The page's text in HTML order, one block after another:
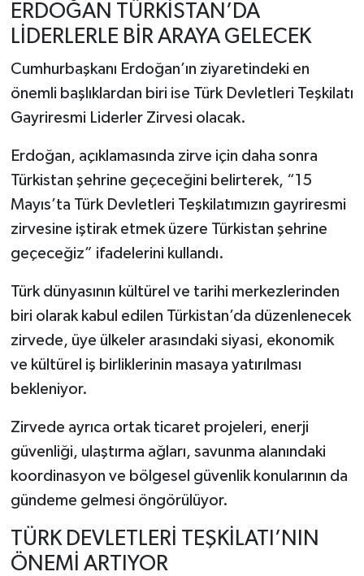
ERDOĞAN TÜRKİSTAN’DA
LİDERLERLE BİR ARAYA GELECEK
Cumhurbaşkanı Erdoğan’ın ziyaretindeki en
önemli başlıklardan biri ise Türk Devletleri Teşkilatı
Gayriresmi Liderler Zirvesi olacak.
Erdoğan, açıklamasında zirve için daha sonra
Türkistan şehrine geçeceğini belirterek, “15
Mayıs’ta Türk Devletleri Teşkilatımızın gayriresmi
zirvesine iştirak etmek üzere Türkistan şehrine
geçeceğiz” ifadelerini kullandı.
Türk dünyasının kültürel ve tarihi merkezlerinden
biri olarak kabul edilen Türkistan’da düzenlenecek
zirvede, üye ülkeler arasındaki siyasi, ekonomik
ve kültürel iş birliklerinin masaya yatırılması
bekleniyor.
Zirvede ayrıca ortak ticaret projeleri, enerji
güvenliği, ulaştırma ağları, savunma alanındaki
koordinasyon ve bölgesel güvenlik konularının da
gündeme gelmesi öngörülüyor.
TÜRK DEVLETLERİ TEŞKİLATI’NIN
ÖNEMİ ARTIYOR